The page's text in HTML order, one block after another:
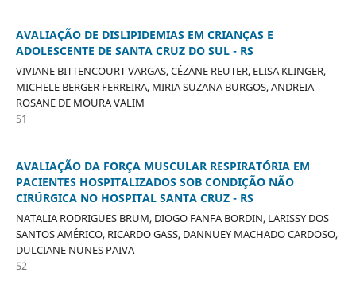
AVALIAÇÃO DE DISLIPIDEMIAS EM CRIANÇAS E
ADOLESCENTE DE SANTA CRUZ DO SUL - RS
VIVIANE BITTENCOURT VARGAS, CÉZANE REUTER, ELISA KLINGER,
MICHELE BERGER FERREIRA, MIRIA SUZANA BURGOS, ANDREIA
ROSANE DE MOURA VALIM
51
AVALIAÇÃO DA FORÇA MUSCULAR RESPIRATÓRIA EM
PACIENTES HOSPITALIZADOS SOB CONDIÇÃO NÃO
CIRÚRGICA NO HOSPITAL SANTA CRUZ - RS
NATALIA RODRIGUES BRUM, DIOGO FANFA BORDIN, LARISSY DOS
SANTOS AMÉRICO, RICARDO GASS, DANNUEY MACHADO CARDOSO,
DULCIANE NUNES PAIVA
52